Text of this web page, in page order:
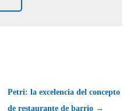
Petri: la excelencia del concepto
de restaurante de barrio →